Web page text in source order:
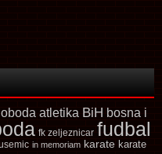
atletika BiH bosna i
fk zeljeznicar fudbal
in memoriam karate karate